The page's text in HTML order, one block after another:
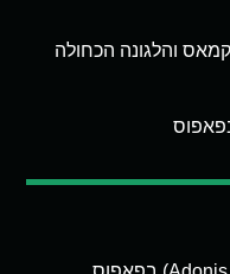
והלגונה הכחולה